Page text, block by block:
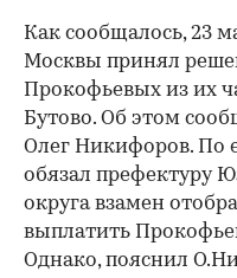
Как сообщалось, 23
Москвы принял
Прокофьевых из их
Бутово. Об этом
Олег Никифоров. По
обязал префектуру
округа взамен
выплатить
Однако, пояснил